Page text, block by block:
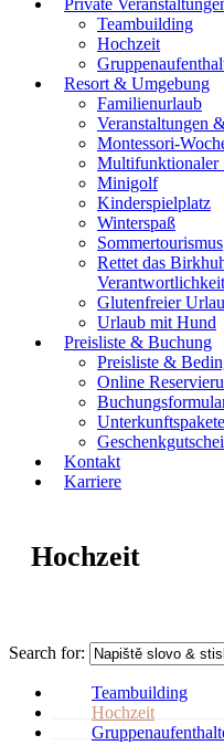
Private
Teambuilding
Hochzeit
Resort & Umgebung
Familienurlaub
Veranstaltungen
Montessori-
Multifunktionaler
Minigolf
Kinderspielplatz
Winterspaß
Sommertourismus
Rettet das
Glutenfreier
Urlaub mit Hund
Preisliste & Buchung
Preisliste &
Online
Unterkunftspakete
Kontakt
Karriere
Hochzeit
Search for:
Teambuilding
Hochzeit